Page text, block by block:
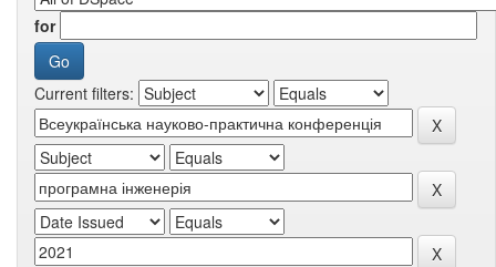
for
Current filters: